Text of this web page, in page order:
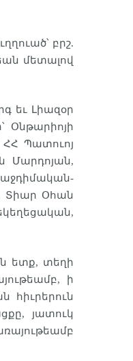
բրշ.
մետալով
եւ Լիազօր
Օնթարիոյի
Պատուոյ
Մարդոյան,
Տիար Օհան
ետք, տեղի
ի
հիւրերուն
յատուկ